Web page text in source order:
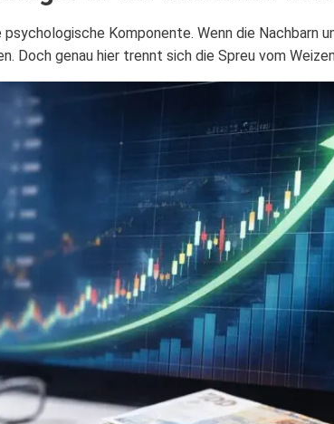
Komponente. Wenn die Nachbarn
Doch genau hier trennt sich die Spreu vom